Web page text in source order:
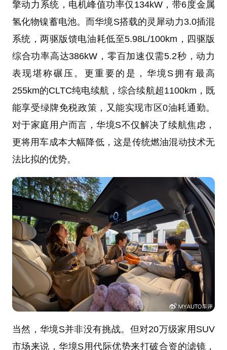
擎动力系统，电机峰值功率仅134kW，带6度金属
氢化物镍蓄电池。而华境S搭载的灵犀动力3.0插混
系统，两驱版馈电油耗低至5.98L/100km，四驱版
综合功率高达386kW，零百加速仅需5.2秒，动力
表现堪称碾压。更重要的是，华境S拥有最高
255km的CLTC纯电续航，综合续航超1100km，既
能享受绿牌免税政策，又能实现市区0油耗通勤。
对于家庭用户而言，华境S不仅解决了续航焦虑，
更将用车成本大幅降低，这是传统燃油混动技术无
法比拟的优势。
当然，华境S并非没有挑战。但对20万级家用SUV
市场来说，华境S用代际优势来打破合资的滤镜，